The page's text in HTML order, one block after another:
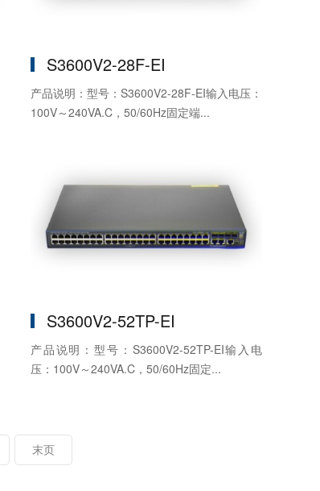
S3600V2-28F-EI
产品说明：型号：S3600V2-28F-EI输入电压：
100V～240VA.C，50/60Hz固定端...
S3600V2-52TP-EI
产品说明：型号：S3600V2-52TP-EI输入电
压：100V～240VA.C，50/60Hz固定...
末页